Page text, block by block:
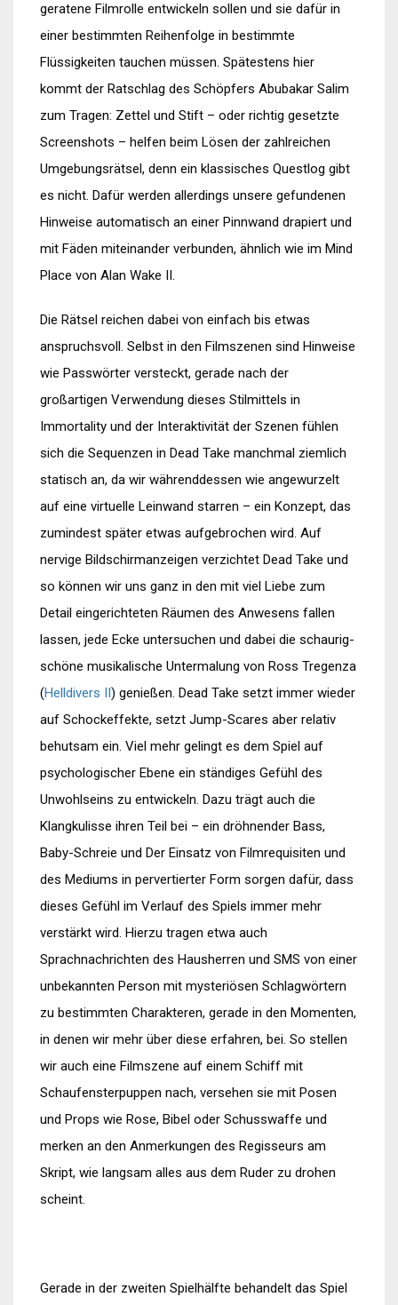
geratene Filmrolle entwickeln sollen und sie dafür in
einer bestimmten Reihenfolge in bestimmte
Flüssigkeiten tauchen müssen. Spätestens hier
kommt der Ratschlag des Schöpfers Abubakar Salim
zum Tragen: Zettel und Stift – oder richtig gesetzte
Screenshots – helfen beim Lösen der zahlreichen
Umgebungsrätsel, denn ein klassisches Questlog gibt
es nicht. Dafür werden allerdings unsere gefundenen
Hinweise automatisch an einer Pinnwand drapiert und
mit Fäden miteinander verbunden, ähnlich wie im Mind
Place von Alan Wake II.
Die Rätsel reichen dabei von einfach bis etwas
anspruchsvoll. Selbst in den Filmszenen sind Hinweise
wie Passwörter versteckt, gerade nach der
großartigen Verwendung dieses Stilmittels in
Immortality und der Interaktivität der Szenen fühlen
sich die Sequenzen in Dead Take manchmal ziemlich
statisch an, da wir währenddessen wie angewurzelt
auf eine virtuelle Leinwand starren – ein Konzept, das
zumindest später etwas aufgebrochen wird. Auf
nervige Bildschirmanzeigen verzichtet Dead Take und
so können wir uns ganz in den mit viel Liebe zum
Detail eingerichteten Räumen des Anwesens fallen
lassen, jede Ecke untersuchen und dabei die schaurig-
schöne musikalische Untermalung von Ross Tregenza
(Helldivers II) genießen. Dead Take setzt immer wieder
auf Schockeffekte, setzt Jump-Scares aber relativ
behutsam ein. Viel mehr gelingt es dem Spiel auf
psychologischer Ebene ein ständiges Gefühl des
Unwohlseins zu entwickeln. Dazu trägt auch die
Klangkulisse ihren Teil bei – ein dröhnender Bass,
Baby-Schreie und Der Einsatz von Filmrequisiten und
des Mediums in pervertierter Form sorgen dafür, dass
dieses Gefühl im Verlauf des Spiels immer mehr
verstärkt wird. Hierzu tragen etwa auch
Sprachnachrichten des Hausherren und SMS von einer
unbekannten Person mit mysteriösen Schlagwörtern
zu bestimmten Charakteren, gerade in den Momenten,
in denen wir mehr über diese erfahren, bei. So stellen
wir auch eine Filmszene auf einem Schiff mit
Schaufensterpuppen nach, versehen sie mit Posen
und Props wie Rose, Bibel oder Schusswaffe und
merken an den Anmerkungen des Regisseurs am
Skript, wie langsam alles aus dem Ruder zu drohen
scheint.
Gerade in der zweiten Spielhälfte behandelt das Spiel